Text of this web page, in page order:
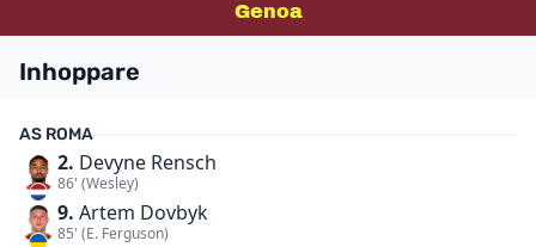
Genoa
Inhoppare
AS ROMA
2. Devyne Rensch
86' (Wesley)
9. Artem Dovbyk
85' (E. Ferguson)